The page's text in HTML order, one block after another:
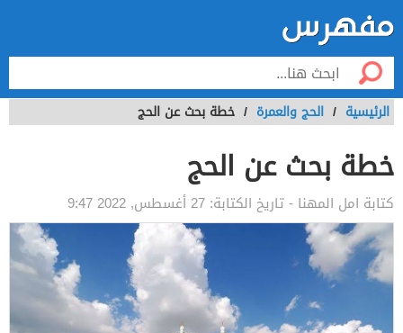
الرئيسية / الحج والعمرة / خطة بحث عن الحج
خطة بحث عن الحج
كتابة امل المهنا - تاريخ الكتابة: 27 أغسطس, 2022 9:47